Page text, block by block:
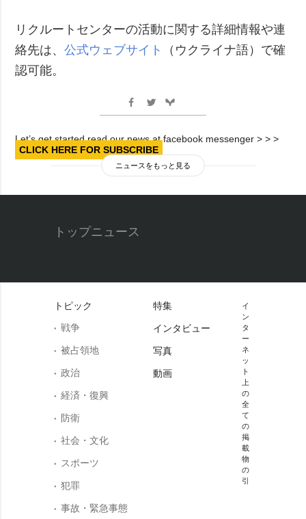
リクルートセンターの活動に関する詳細情報や連
絡先は、公式ウェブサイト
（ウクライナ語）で確
認可能。
Let’s get started read our news at facebook messenger > > >
CLICK HERE FOR SUBSCRIBE
ニュースをもっと見る
トップニュース
トピック
戦争
被占領地
政治
経済・復興
防衛
社会・文化
スポーツ
犯罪
事故・緊急事態
特集
インタビュー
写真
動画
イ
ン
タ
ー
ネ
ッ
ト
上
の
全
て
の
掲
載
物
の
引